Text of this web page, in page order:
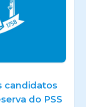
candidatos
do PSS